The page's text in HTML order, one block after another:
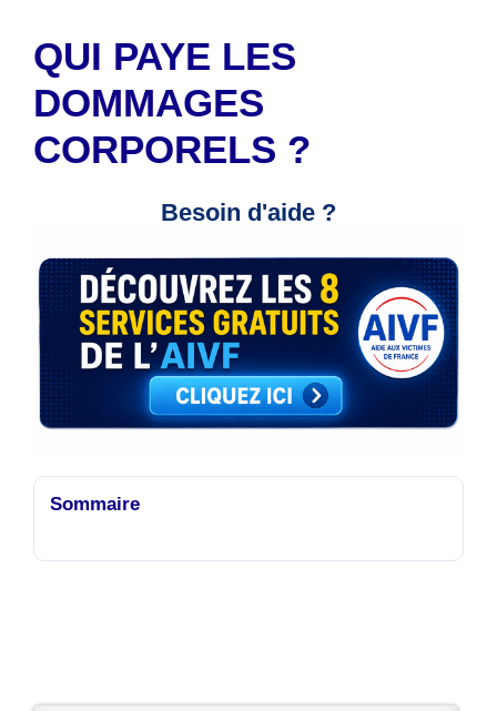
QUI PAYE LES
DOMMAGES
CORPORELS ?
Besoin d'aide ?
Sommaire